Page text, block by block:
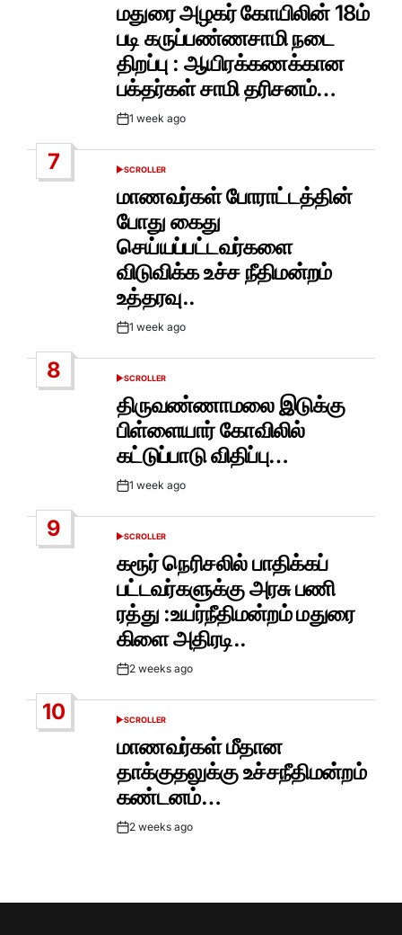
மதுரை அழகர் கோயிலின் 18ம்
படி கருப்பண்ணசாமி நடை
திறப்பு : ஆயிரக்கணக்கான
பக்தர்கள் சாமி தரிசனம்…
Post1 week ago
7
POSTED
SCROLLER
மாணவர்கள் போராட்டத்தின்
போது கைது
செய்யப்பட்டவர்களை
விடுவிக்க உச்ச நீதிமன்றம்
உத்தரவு..
Post1 week ago
8
POSTED
SCROLLER
திருவண்ணாமலை இடுக்கு
பிள்ளையார் கோவிலில்
கட்டுப்பாடு விதிப்பு…
Post1 week ago
9
POSTED
SCROLLER
கரூர் நெரிசலில் பாதிக்கப்
பட்டவர்களுக்கு அரசு பணி
ரத்து :உயர்நீதிமன்றம் மதுரை
கிளை அதிரடி..
Post2 weeks ago
10
POSTED
SCROLLER
மாணவர்கள் மீதான
தாக்குதலுக்கு உச்சநீதிமன்றம்
கண்டனம்…
Post2 weeks ago